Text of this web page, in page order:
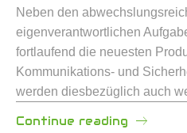
Neben den
eigenverantwortlichen
fortlaufend die neuesten
Kommunikations- und
werden diesbezüglich auch
Continue reading